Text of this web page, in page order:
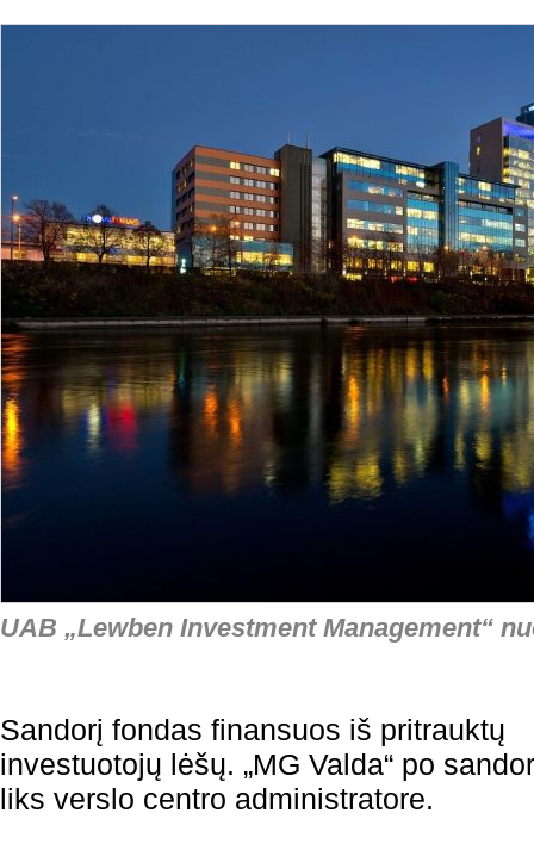
UAB „Lewben Investment Management“
Sandorį fondas finansuos iš pritrauktų
investuotojų lėšų. „MG Valda“ po
liks verslo centro administratore.